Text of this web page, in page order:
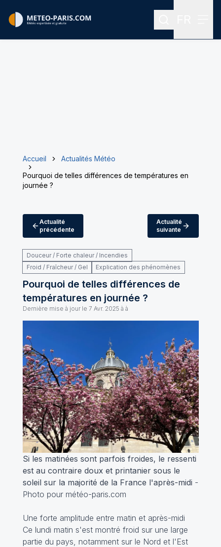
Rechercher
Accueil
Actualités Météo
Pourquoi de telles différences de températures en
journée ?
Actualité
précédente
Actualité
suivante
Douceur / Forte chaleur / Incendies
Froid / Fraîcheur / Gel
Explication des phénomènes
Pourquoi de telles différences de
températures en journée ?
Dernière mise à jour le 7 Avr. 2025 à à
Si les matinées sont parfois froides, le ressenti
est au contraire doux et printanier sous le
soleil sur la majorité de la France l'après-midi -
Photo pour météo-paris.com
Une forte amplitude entre matin et après-midi
Ce lundi matin s'est montré froid sur une large
partie du pays, notamment sur le Nord et l'Est